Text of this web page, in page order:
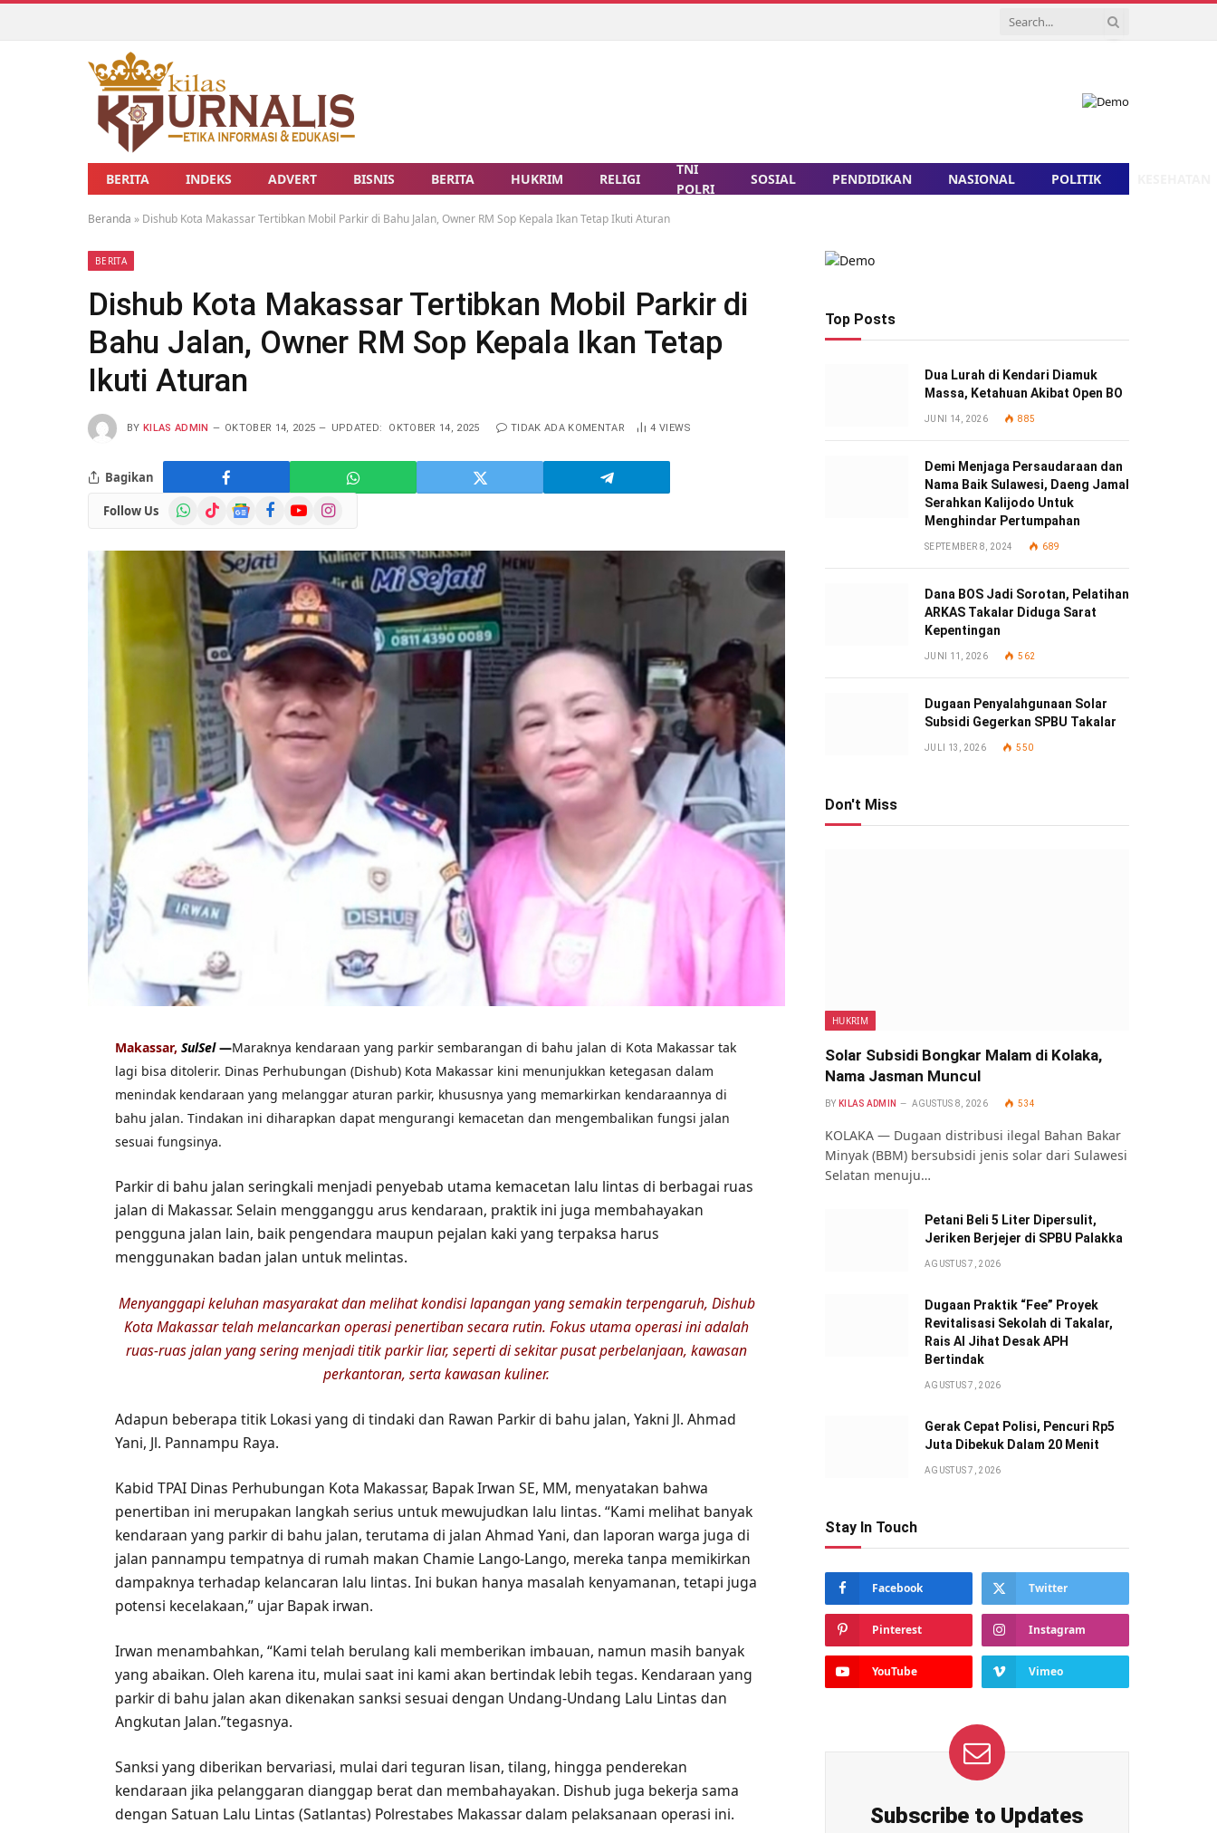
BERITA INDEKS ADVERT BISNIS BERITA HUKRIM RELIGI
TNI
POLRI
SOSIAL PENDIDIKAN NASIONAL POLITIK
Beranda » Dishub Kota Makassar Tertibkan Mobil Parkir di Bahu Jalan, Owner RM Sop Kepala Ikan Tetap Ikuti Aturan
BERITA
Dishub Kota Makassar Tertibkan Mobil Parkir di
Bahu Jalan, Owner RM Sop Kepala Ikan Tetap
Ikuti Aturan
BY KILAS ADMIN OKTOBER 14, 2025 UPDATED: OKTOBER 14, 2025 TIDAK ADA KOMENTAR 4 VIEWS
Bagikan
Follow Us WhatsApp
TikTokGoogle
News
FacebookYouTubeInstagram
Makassar,SulSel—Maraknya kendaraan yang parkir sembarangan di bahu jalan di Kota Makassar tak
lagi bisa ditolerir. Dinas Perhubungan (Dishub) Kota Makassar kini menunjukkan ketegasan dalam
menindak kendaraan yang melanggar aturan parkir, khususnya yang memarkirkan kendaraannya di
bahu jalan. Tindakan ini diharapkan dapat mengurangi kemacetan dan mengembalikan fungsi jalan
sesuai fungsinya.
Parkir di bahu jalan seringkali menjadi penyebab utama kemacetan lalu lintas di berbagai ruas
jalan di Makassar. Selain mengganggu arus kendaraan, praktik ini juga membahayakan
pengguna jalan lain, baik pengendara maupun pejalan kaki yang terpaksa harus
menggunakan badan jalan untuk melintas.
Menyanggapi keluhan masyarakat dan melihat kondisi lapangan yang semakin terpengaruh, Dishub
Kota Makassar telah melancarkan operasi penertiban secara rutin. Fokus utama operasi ini adalah
ruas-ruas jalan yang sering menjadi titik parkir liar, seperti di sekitar pusat perbelanjaan, kawasan
perkantoran, serta kawasan kuliner.
Adapun beberapa titik Lokasi yang di tindaki dan Rawan Parkir di bahu jalan, Yakni Jl. Ahmad
Yani, Jl. Pannampu Raya.
Kabid TPAI Dinas Perhubungan Kota Makassar, Bapak Irwan SE, MM, menyatakan bahwa
penertiban ini merupakan langkah serius untuk mewujudkan lalu lintas. “Kami melihat banyak
kendaraan yang parkir di bahu jalan, terutama di jalan Ahmad Yani, dan laporan warga juga di
jalan pannampu tempatnya di rumah makan Chamie Lango-Lango, mereka tanpa memikirkan
dampaknya terhadap kelancaran lalu lintas. Ini bukan hanya masalah kenyamanan, tetapi juga
potensi kecelakaan,” ujar Bapak irwan.
Irwan menambahkan, “Kami telah berulang kali memberikan imbauan, namun masih banyak
yang abaikan. Oleh karena itu, mulai saat ini kami akan bertindak lebih tegas. Kendaraan yang
parkir di bahu jalan akan dikenakan sanksi sesuai dengan Undang-Undang Lalu Lintas dan
Angkutan Jalan.”tegasnya.
Sanksi yang diberikan bervariasi, mulai dari teguran lisan, tilang, hingga penderekan
kendaraan jika pelanggaran dianggap berat dan membahayakan. Dishub juga bekerja sama
dengan Satuan Lalu Lintas (Satlantas) Polrestabes Makassar dalam pelaksanaan operasi ini.
Top Posts
Dua Lurah di Kendari Diamuk
Massa, Ketahuan Akibat Open BO
JUNI 14, 2026 885
Demi Menjaga Persaudaraan dan
Nama Baik Sulawesi, Daeng Jamal
Serahkan Kalijodo Untuk
Menghindar Pertumpahan
SEPTEMBER 8, 2024 689
Dana BOS Jadi Sorotan, Pelatihan
ARKAS Takalar Diduga Sarat
Kepentingan
JUNI 11, 2026 562
Dugaan Penyalahgunaan Solar
Subsidi Gegerkan SPBU Takalar
JULI 13, 2026 550
Don't Miss
HUKRIM
Solar Subsidi Bongkar Malam di Kolaka,
Nama Jasman Muncul
BY KILAS ADMIN AGUSTUS 8, 2026 534
KOLAKA — Dugaan distribusi ilegal Bahan Bakar
Minyak (BBM) bersubsidi jenis solar dari Sulawesi
Selatan menuju…
Petani Beli 5 Liter Dipersulit,
Jeriken Berjejer di SPBU Palakka
AGUSTUS 7, 2026
Dugaan Praktik “Fee” Proyek
Revitalisasi Sekolah di Takalar,
Rais Al Jihat Desak APH
Bertindak
AGUSTUS 7, 2026
Gerak Cepat Polisi, Pencuri Rp5
Juta Dibekuk Dalam 20 Menit
AGUSTUS 7, 2026
Stay In Touch
Facebook Twitter
Pinterest Instagram
YouTube Vimeo
Subscribe to Updates